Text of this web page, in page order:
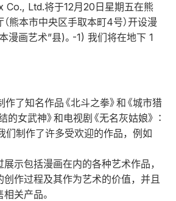
Co., Ltd.将于12月20日星期五在熊
熊本市中央区手取本町4号）开设漫
漫画艺术”县)。-1) 我们将在地下 1
了知名作品《北斗之拳》和《城市猎
的女武神》和电视剧《无名灰姑娘》 ：
们制作了许多受欢迎的作品，例如
示包括漫画在内的各种艺术作品，
创作过程及其作为艺术的价值，并且
关产品。